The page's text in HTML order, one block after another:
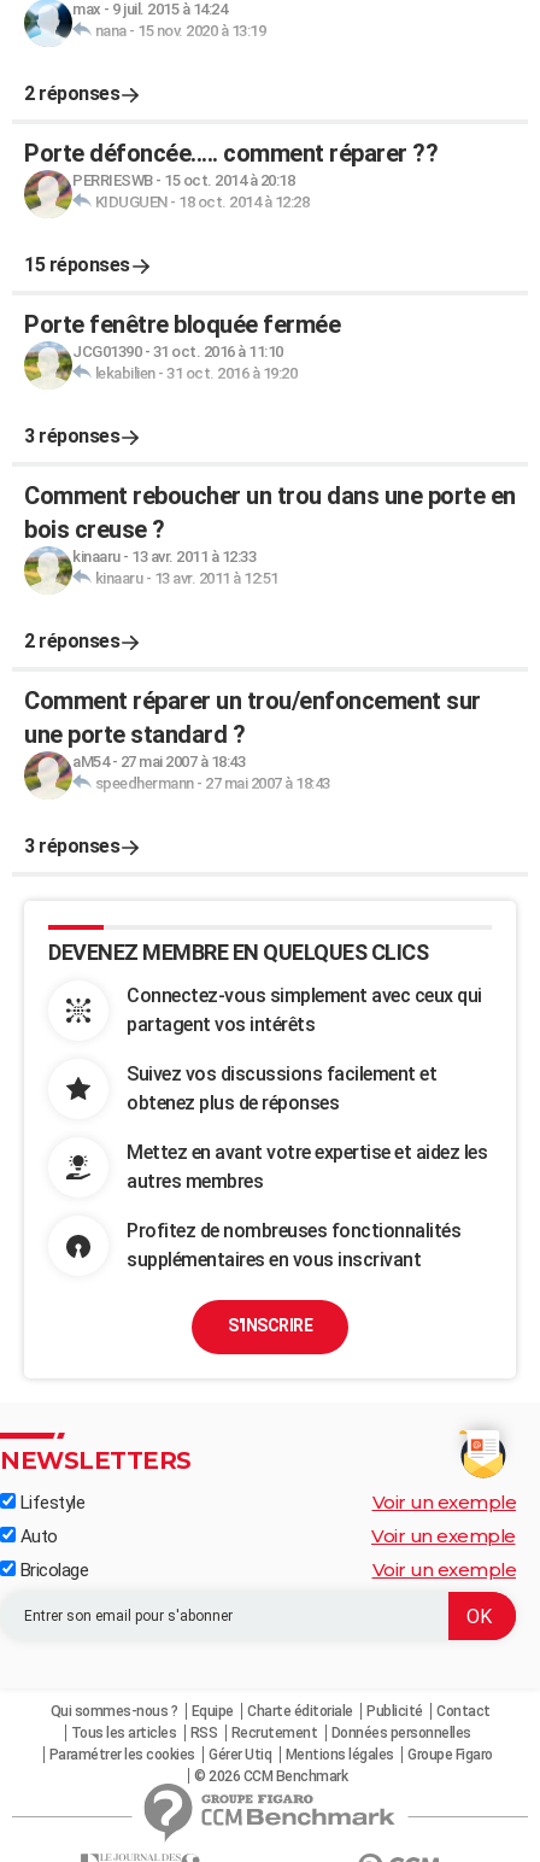
max - 9 juil. 2015 à 14:24
nana- 15 nov. 2020 à 13:19
2 réponses
Porte défoncée..... comment réparer ??
PERRIESWB- 15 oct. 2014 à 20:18
KIDUGUEN- 18 oct. 2014 à 12:28
15 réponses
Porte fenêtre bloquée fermée
JCG01390- 31 oct. 2016 à 11:10
lekabilien- 31 oct. 2016 à 19:20
3 réponses
Comment reboucher un trou dans une porte en
bois creuse ?
kinaaru- 13 avr. 2011 à 12:33
kinaaru- 13 avr. 2011 à 12:51
2 réponses
Comment réparer un trou/enfoncement sur
une porte standard ?
aM54- 27 mai 2007 à 18:43
speedhermann- 27 mai 2007 à 18:43
3 réponses
DEVENEZ MEMBRE EN QUELQUES CLICS
Connectez-vous simplement avec ceux qui
partagent vos intérêts
Suivez vos discussions facilement et
obtenez plus de réponses
Mettez en avant votre expertise et aidez les
autres membres
Profitez de nombreuses fonctionnalités
supplémentaires en vous inscrivant
S'INSCRIRE
NEWSLETTERS
Lifestyle Voir un exemple
Auto Voir un exemple
Bricolage Voir un exemple
Qui sommes-nous ? Equipe Charte éditoriale Publicité
Contact
Tous les articles
RSS Recrutement
Données personnelles
Paramétrer les cookies
Gérer Utiq Mentions légales
Groupe Figaro
© 2026 CCM Benchmark